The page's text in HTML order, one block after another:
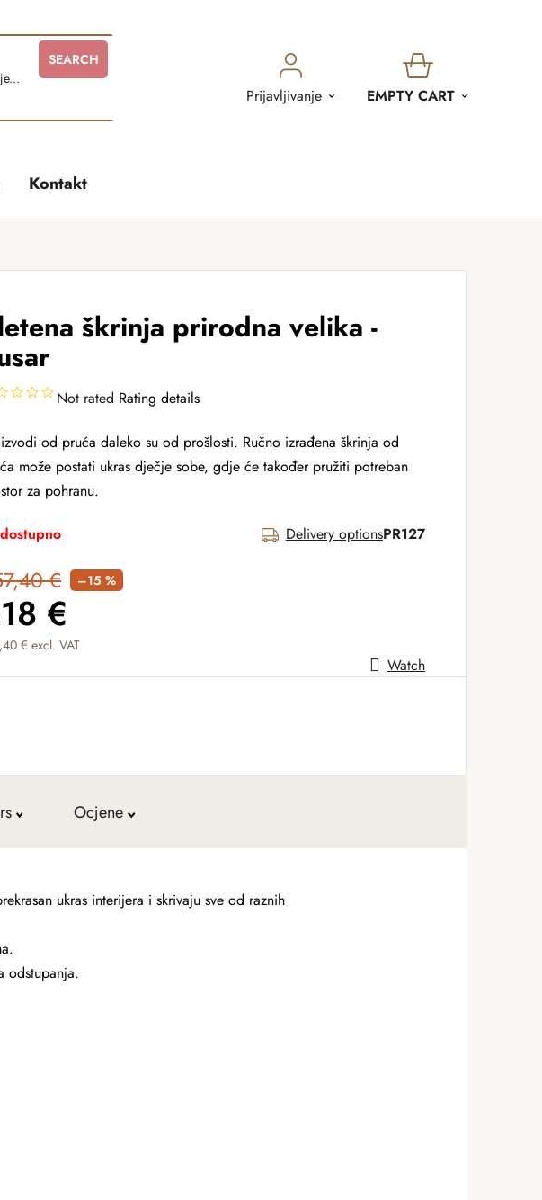
SEARCH
Prijavljivanje
SHOPPING
EMPTY CART
Kontakt
škrinja prirodna velika -
Not rated Rating details
od pruća daleko su od prošlosti. Ručno izrađena škrinja od
može postati ukras dječje sobe, gdje će također pružiti potreban
za pohranu.
Delivery optionsPR127
€ –15 %
€
€ excl. VAT
price: Watch
Ocjene
ukras interijera i skrivaju sve od raznih
odstupanja.